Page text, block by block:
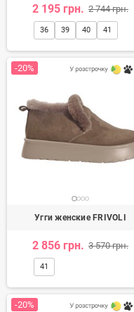
2 195 грн. 2 744 грн.
36 39 40 41
-20%
Угги женские FRIVOLI
2 856 грн. 3 570 грн.
41
-20%